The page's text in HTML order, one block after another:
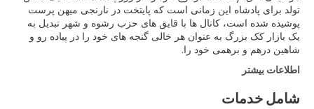
تولد برای پادشاه این زمانی است که پایتخت در نارنجی میهن پرست
پوشیده شده است، کانال ها با قایق های حزب رشوه و شهر تبدیل به
یک بازار کک بزرگ به عنوان هر خالی گنجه های خود را در پیاده رو و
شاهین درهم و برهمی خود را.
اطلاعات بیشتر
شامل خدمات